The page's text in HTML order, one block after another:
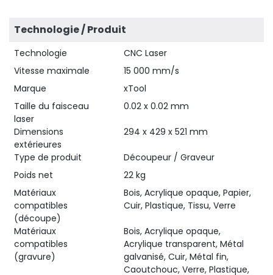
Technologie / Produit
Technologie
CNC Laser
Vitesse maximale
15 000 mm/s
Marque
xTool
Taille du faisceau
laser
0.02 x 0.02 mm
Dimensions
extérieures
294 x 429 x 521 mm
Type de produit
Découpeur / Graveur
Poids net
22 kg
Matériaux
compatibles
(découpe)
Bois, Acrylique opaque, Papier,
Cuir, Plastique, Tissu, Verre
Matériaux
compatibles
(gravure)
Bois, Acrylique opaque,
Acrylique transparent, Métal
galvanisé, Cuir, Métal fin,
Caoutchouc, Verre, Plastique,